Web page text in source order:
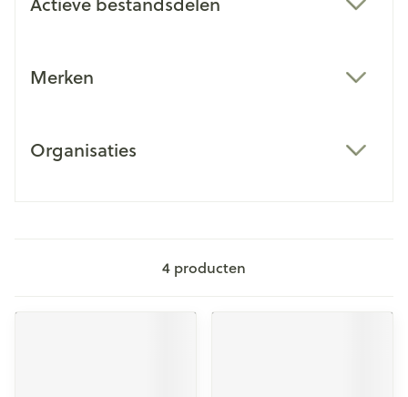
Merken
Organisaties
4 producten